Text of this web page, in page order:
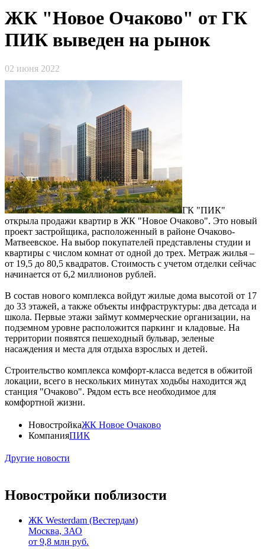
ЖК "Новое Очаково" от ГК
ПИК выведен на рынок
02 июня 2022
ГК "ПИК"
открыла продажи квартир в ЖК "Новое Очаково". Это новый
проект застройщика, расположенный в районе Очаково-
Матвеевское. На выбор покупателей представлены студии и
квартиры с числом комнат от одной до трех. Метраж жилья –
от 19,5 до 80,5 квадратов. Стоимость с учетом отделки сейчас
начинается от 6,2 миллионов рублей.
В состав нового комплекса войдут жилые дома высотой от 17
до 33 этажей, а также объекты инфраструктуры: два детсада и
школа. Первые этажи займут коммерческие организации, на
подземном уровне расположится паркинг и кладовые. На
территории появятся пешеходный бульвар, зеленые
насаждения и места для отдыха взрослых и детей.
Строительство комплекса комфорт-класса ведется в обжитой
локации, всего в нескольких минутах ходьбы находится жд
станция "Очаково". Рядом есть все необходимое для
комфортной жизни.
НовостройкаЖК Новое Очаково
КомпанияПИК
Другие новости
Новостройки поблизости
ЖК Westerdam (Вестердам)
Москва, ЗАО
от 9,8 млн руб.